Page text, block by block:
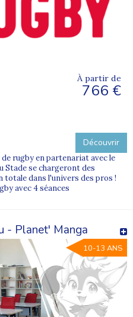
À partir de
766 €
Découvrir
rugby en partenariat avec le
Stade se chargeront des
dans l'univers des pros !
avec 4 séances
- Planet' Manga
10-13 ANS